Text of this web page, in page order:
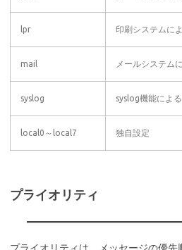
lpr 印刷システムに
mail メールシステム
syslog syslog機能によ
local0～local7 独自設定
プライオリティ